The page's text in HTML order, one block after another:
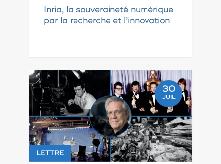
Inria, la souveraineté numérique
par la recherche et l’innovation
30
JUIL
LETTRE